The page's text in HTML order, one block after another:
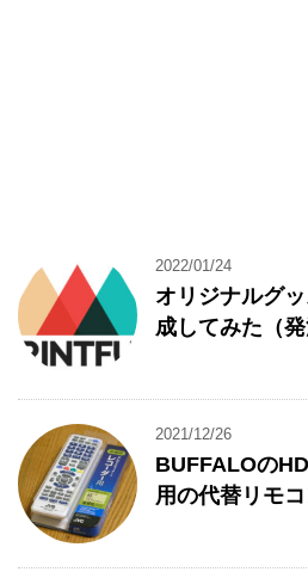
2022/01/24
オリジナルグ
成してみた（発
2021/12/26
BUFFALOの
用の代替リモ